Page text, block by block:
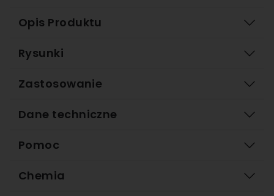
Opis Produktu
Rysunki
Zastosowanie
Dane techniczne
Pomoc
Chemia